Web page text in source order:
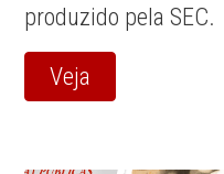
produzido pela SEC.
Veja